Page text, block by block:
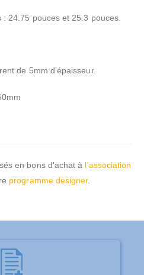
24.75 pouces et 25.3 pouces.
de 5mm d’épaisseur.
en bons d'achat à l'association
programme designer.